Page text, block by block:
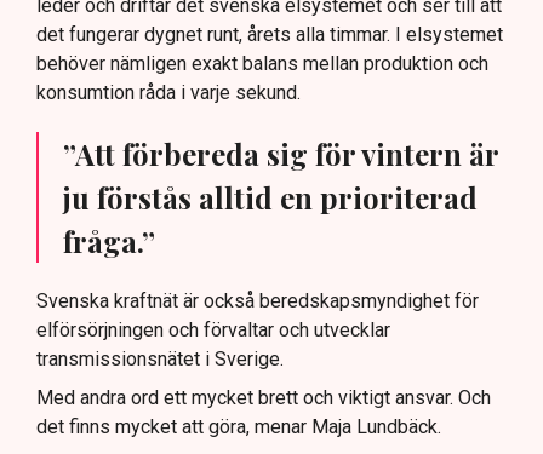
leder och driftar det svenska elsystemet och ser till att
det fungerar dygnet runt, årets alla timmar. I elsystemet
behöver nämligen exakt balans mellan produktion och
konsumtion råda i varje sekund.
”Att förbereda sig för vintern är
ju förstås alltid en prioriterad
fråga.”
Svenska kraftnät är också beredskapsmyndighet för
elförsörjningen och förvaltar och utvecklar
transmissionsnätet i Sverige.
Med andra ord ett mycket brett och viktigt ansvar. Och
det finns mycket att göra, menar Maja Lundbäck.